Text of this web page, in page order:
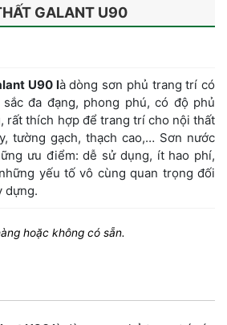
GALANT U90
U90 là dòng sơn phủ trang trí có
đa đạng, phong phú, có độ phủ
rất thích hợp để trang trí cho nội thất
tường gạch, thạch cao,… Sơn nước
ưu điểm: dễ sử dụng, ít hao phí,
yếu tố vô cùng quan trọng đối
dựng.
hoặc không có sẵn.